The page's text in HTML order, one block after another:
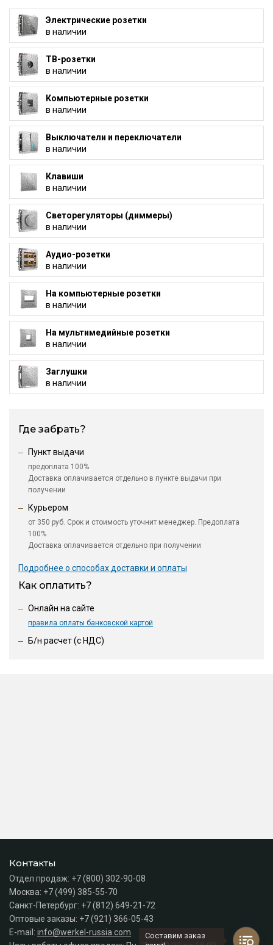
Электрические розетки
в наличии
ТВ-розетки
в наличии
Компьютерные розетки
в наличии
Выключатели и переключатели
в наличии
Клавиши
в наличии
Светорегуляторы (диммеры)
в наличии
Аудио-розетки
в наличии
На компьютерные розетки
в наличии
На мультимедийные розетки
в наличии
Заглушки
в наличии
Где забрать?
Пункт выдачи
предоплата 100%
Доставка оплачивается отдельно в пункте выдачи при
получении
Курьером
от 350 руб. Срок и стоимость уточнит менеджер. Предоплата
100%
Доставка оплачивается отдельно при получении
Подробнее о способах доставки и оплаты
Как оплатить?
Онлайн на сайте
правила оплаты банковской картой
Б/н расчет (c НДС)
Контакты
Отдел продаж: +7 (800) 302-90-08
Москва: +7 (499) 385-55-70
Санкт-Петербург: +7 (812) 649-21-72
Оптовые заказы: +7 (921) 366-05-43
E-mail: info@werkel-russia.com
Составим заказ